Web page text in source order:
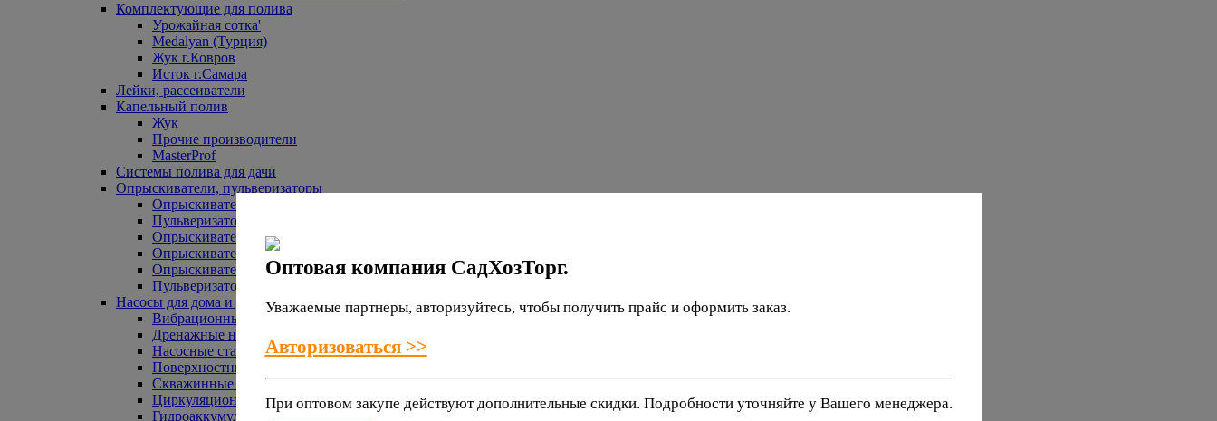
Комплектующие для полива
Урожайная сотка'
Medalyan (Турция)
Жук г.Ковров
Исток г.Самара
Лейки, рассеиватели
Капельный полив
Жук
Прочие производители
MasterProf
Системы полива для дачи
Опрыскиватели, пульверизаторы
Опрыскиватели аккумуляторные
Пульверизаторы прочие
Опрыскиватели Урожайная сотка
Опрыскиватели Жук
Опрыскиватели прочие
Пульверизаторы Урожайная сотка
Насосы для дома и дачи
Вибрационные насосы
Дренажные насосы
Насосные станции
Поверхностные насосы
Скважинные насосы
Циркуляционные насосы
Гидроаккумуляторы и расширительные баки
Оптовая компания СадХозТорг.
Уважаемые партнеры, авторизуйтесь, чтобы получить прайс и оформить заказ.
Авторизоваться >>
При оптовом закупе действуют дополнительные скидки. Подробности уточняйте у Вашего менеджера.